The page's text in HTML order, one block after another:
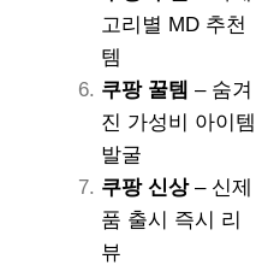
고리별 MD 추천
템
쿠팡 꿀템 – 숨겨
진 가성비 아이템
발굴
쿠팡 신상– 신제
품 출시 즉시 리
뷰